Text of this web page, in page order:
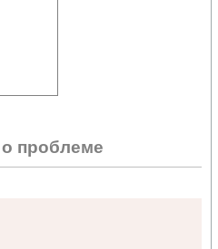
проблеме